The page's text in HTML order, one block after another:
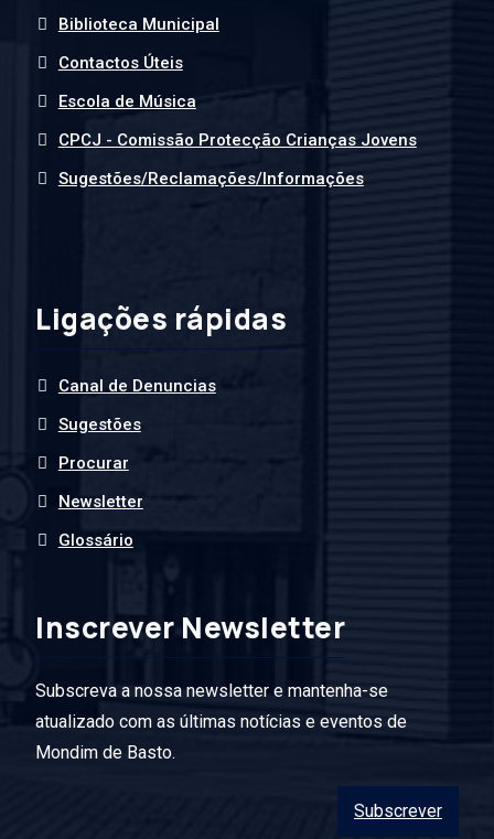
Biblioteca Municipal
Contactos Úteis
Escola de Música
CPCJ - Comissão Protecção Crianças Jovens
Sugestões/Reclamações/Informações
Ligações rápidas
Canal de Denuncias
Sugestões
Procurar
Newsletter
Glossário
Inscrever Newsletter
Subscreva a nossa newsletter e mantenha-se
atualizado com as últimas notícias e eventos de
Mondim de Basto.
Subscrever